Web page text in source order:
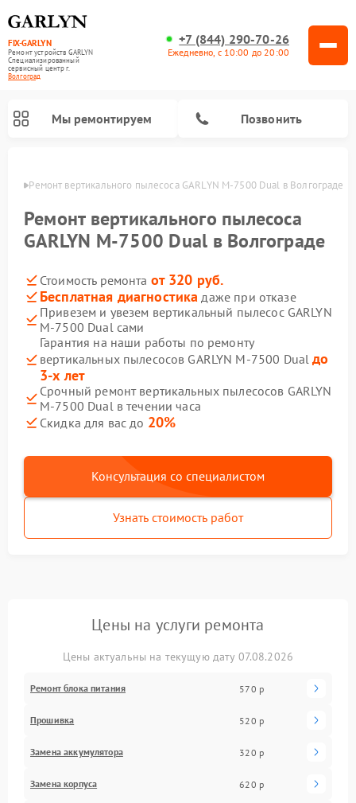
FIX-GARLYN
Ремонт устройств GARLYN
Специализированный
cервисный центр г.
Волгоград
+7 (844) 290-70-26
Ежедневно, с 10:00 до 20:00
Мы ремонтируем Позвонить
Ремонт вертикального пылесоса GARLYN M-7500 Dual в Волгограде
Ремонт вертикального пылесоса
GARLYN M-7500 Dual в Волгограде
Стоимость ремонта от 320 руб.
Бесплатная диагностика даже при отказе
Привезем и увезем вертикальный пылесос GARLYN
M-7500 Dual сами
Гарантия на наши работы по ремонту
вертикальных пылесосов GARLYN M-7500 Dualдо
3-х лет
Срочный ремонт вертикальных пылесосов GARLYN
M-7500 Dual в течении часа
Скидка для вас до 20%
Консультация со специалистом
Узнать стоимость работ
Цены на услуги ремонта
Цены актуальны на текущую дату 07.08.2026
Ремонт блока питания 570 р
Прошивка 520 р
Замена аккумулятора 320 р
Замена корпуса 620 р